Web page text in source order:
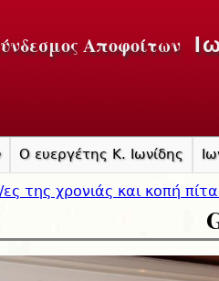
Αποφοίτων
ες της χρονιάς και κοπή
Ο ευεργέτης Κ. Ιωνίδης